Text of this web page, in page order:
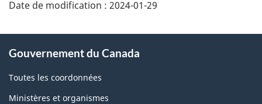
Date de modification : 2024-01-29
propos
de
ce
Gouvernement du Canada
Toutes les coordonnées
Ministères et organismes